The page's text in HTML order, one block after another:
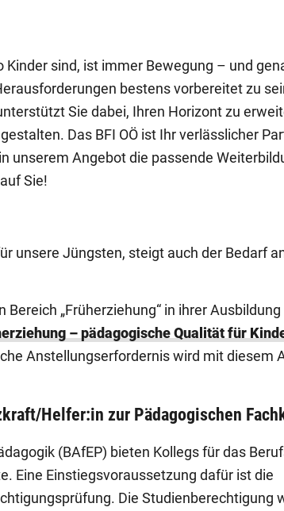
Kinder sind, ist immer Bewegung – und
bestens vorbereitet zu
Sie dabei, Ihren Horizont zu
Das BFI OÖ ist Ihr verlässlicher
unserem Angebot die passende
Sie!
unsere Jüngsten, steigt auch der Bedarf
„Früherziehung“ in ihrer
– pädagogische Qualität für
Anstellungserfordernis wird mit diesem
Helfer:in zur Pädagogischen
(BAfEP) bieten Kollegs für das
Eine Einstiegsvoraussetzung dafür ist die
Die Studienberechtigung